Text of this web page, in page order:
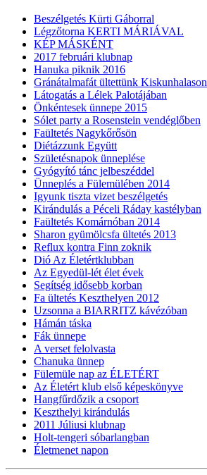
Beszélgetés Kürti Gáborral
Légzőtorna KERTI MÁRIÁVAL
KÉP MÁSKÉNT
2017 februári klubnap
Hanuka piknik 2016
Gránátalmafát ültettünk Kiskunhalason
Látogatás a Lélek Palotájában
Önkéntesek ünnepe 2015
Sólet party a Rosenstein vendéglőben
Faültetés Nagykőrősön
Diétázzunk Együtt
Születésnapok ünneplése
Gyógyító tánc jelbeszéddel
Ünneplés a Fülemülében 2014
Igyunk tiszta vizet beszélgetés
Kirándulás a Péceli Ráday kastélyban
Faültetés Komárnóban 2014
Sharon gyümölcsfa ültetés 2013
Reflux kontra Finn zoknik
Dió Az Életértklubban
Az Egyedül-lét élet évek
Segítség idősebb korban
Fa ültetés Keszthelyen 2012
Uzsonna a BIARRITZ kávézóban
Hámán táska
Fák ünnepe
A verset felolvasta
Chanuka ünnep
Fülemüle nap az ÉLETÉRT
Az Életért klub első képeskönyve
Hangfűrdőzik a csoport
Keszthelyi kirándulás
2011 Júliusi klubnap
Holt-tengeri sóbarlangban
Életmenet napon